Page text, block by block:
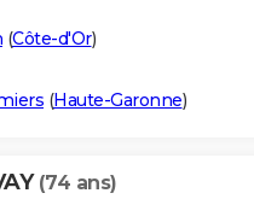
(Côte-d'Or)
(Haute-Garonne)
(74 ans)